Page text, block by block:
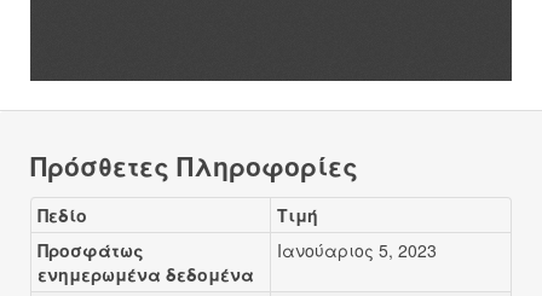
Πρόσθετες Πληροφορίες
Πεδίο
Τιμή
Προσφάτως
ενημερωμένα δεδομένα
Ιανούαριος 5, 2023